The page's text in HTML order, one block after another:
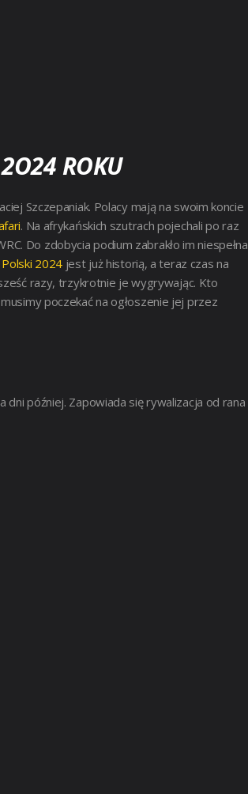
ROKU
Szczepaniak. Polacy mają na swoim koncie
. Na afrykańskich szutrach pojechali po raz
Do zdobycia podium zabrakło im niespełna
Polski 2024 jest już historią, a teraz czas na
razy, trzykrotnie je wygrywając. Kto
poczekać na ogłoszenie jej przez
później. Zapowiada się rywalizacja od rana